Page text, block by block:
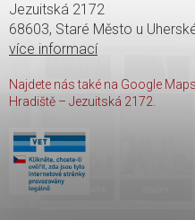
Jezuitská 2172
68603, Staré Město u
více informací
Najdete nás také na Google
Hradiště – Jezuitská 2172.